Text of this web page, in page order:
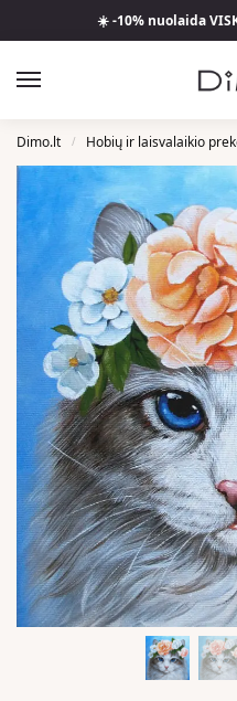
☀️ -10% nuolaida
Dimo.lt / Hobių ir laisvalaikio